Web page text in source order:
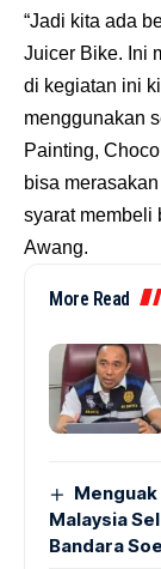
“Jadi kita ada
Juicer Bike. Ini
di kegiatan ini
menggunakan
Painting,
bisa
syarat membeli
Awang.
More Read
Malaysia
Bandara